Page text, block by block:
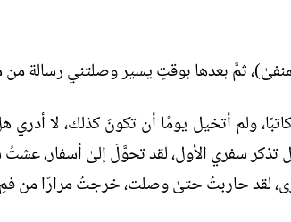
ثمَّ بعدها بوقتٍ يسير وصلتني رسالة من
ولم أتخيل يومًا أن تكونَ كذلك، لا
تذكر سفري الأول، لقد تحوَّلَ إلىٰ أسفار،
لقد حاربتُ حتىٰ وصلت، خرجتُ مرارًا من